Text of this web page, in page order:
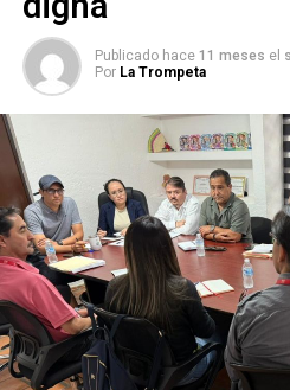
Publicado hace 11 meses el
Por La Trompeta